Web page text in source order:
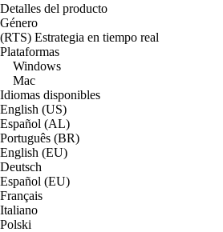
Detalles del producto
Género
(RTS) Estrategia en tiempo real
Plataformas
Windows
Mac
Idiomas disponibles
English (US)
Español (AL)
Português (BR)
English (EU)
Deutsch
Español (EU)
Français
Italiano
Polski